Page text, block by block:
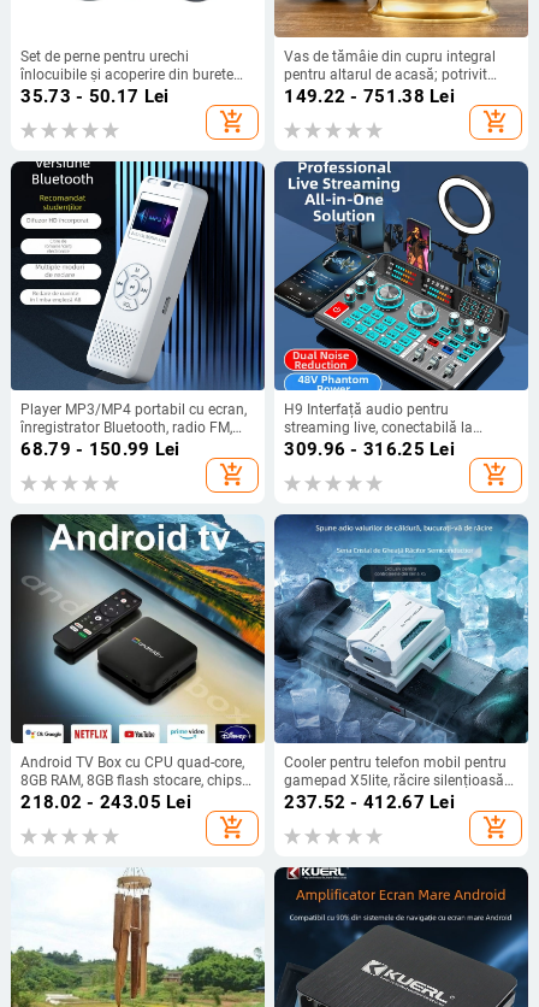
Set de perne pentru urechi
înlocuibile și acoperire din burete
pentru căști Sony MDR-100ABN
35.73 - 50.17 Lei
add_shopping_cart
Vas de tămâie din cupru integral
pentru altarul de acasă; potrivit
pentru Buddha, Guanyin și zeitățile
149.22 - 751.38 Lei
add_shopping_cart
Player MP3/MP4 portabil cu ecran,
înregistrator Bluetooth, radio FM,
audiobook-uri, USB flash drive cu
68.79 - 150.99 Lei
add_shopping_cart
H9 Interfață audio pentru
streaming live, conectabilă la
telefon, computer, căști Bluetooth,
309.96 - 316.25 Lei
add_shopping_cart
Android TV Box cu CPU quad-core,
8GB RAM, 8GB flash stocare, chipset
Amlogic, HDMI/USB/AV, Full HD
218.02 - 243.05 Lei
add_shopping_cart
Cooler pentru telefon mobil pentru
gamepad X5lite, răcire silențioasă
pe bază de semiconductori,
interfață USB-C, conectivitate
wireless, model X5lite zero joint
237.52 - 412.67 Lei
add_shopping_cart